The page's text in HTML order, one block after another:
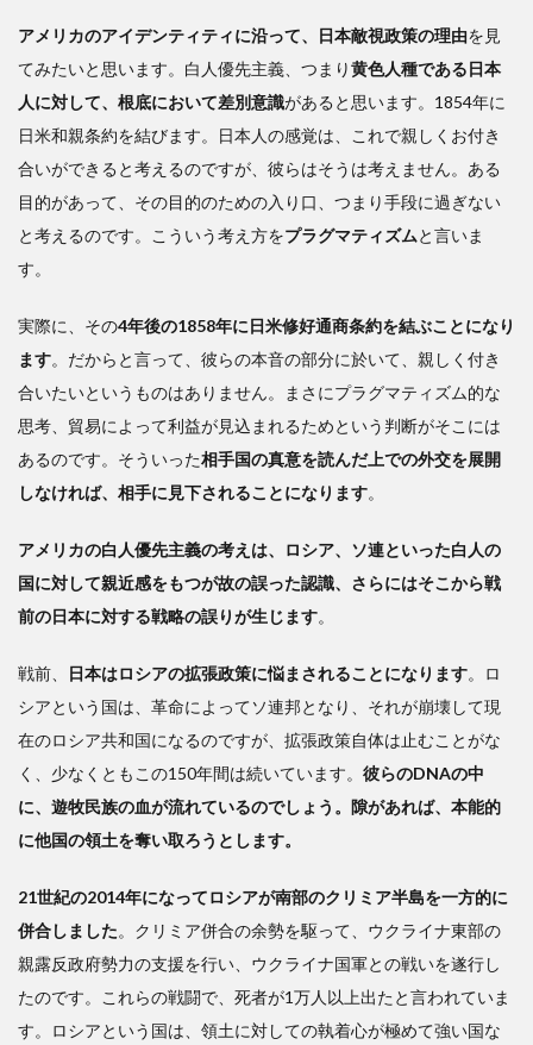
アメリカのアイデンティティに沿って、日本敵視政策の理由を見
てみたいと思います。白人優先主義、つまり黄色人種である日本
人に対して、根底において差別意識があると思います。1854年に
日米和親条約を結びます。日本人の感覚は、これで親しくお付き
合いができると考えるのですが、彼らはそうは考えません。ある
目的があって、その目的のための入り口、つまり手段に過ぎない
と考えるのです。こういう考え方をプラグマティズムと言いま
す。
実際に、その4年後の1858年に日米修好通商条約を結ぶことになり
ます。だからと言って、彼らの本音の部分に於いて、親しく付き
合いたいというものはありません。まさにプラグマティズム的な
思考、貿易によって利益が見込まれるためという判断がそこには
あるのです。そういった相手国の真意を読んだ上での外交を展開
しなければ、相手に見下されることになります。
アメリカの白人優先主義の考えは、ロシア、ソ連といった白人の
国に対して親近感をもつが故の誤った認識、さらにはそこから戦
前の日本に対する戦略の誤りが生じます。
戦前、 日本はロシアの拡張政策に悩まされることになります。ロ
シアという国は、革命によってソ連邦となり、それが崩壊して現
在のロシア共和国になるのですが、拡張政策自体は止むことがな
く、少なくともこの150年間は続いています。 彼らのDNAの中
に、遊牧民族の血が流れているのでしょう。隙があれば、本能的
に他国の領土を奪い取ろうとします。
21世紀の2014年になってロシアが南部のクリミア半島を一方的に
併合しました。クリミア併合の余勢を駆って、ウクライナ東部の
親露反政府勢力の支援を行い、ウクライナ国軍との戦いを遂行し
たのです。これらの戦闘で、死者が1万人以上出たと言われていま
す。ロシアという国は、領土に対しての執着心が極めて強い国な